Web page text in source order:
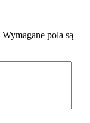
Wymagane pola są